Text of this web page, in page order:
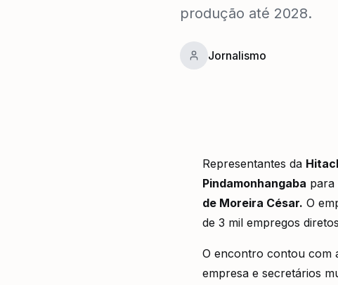
produção até 2028.
Jornalismo
Representantes da
Pindamonhangaba para
de Moreira César. O
de 3 mil empregos
O encontro contou com
empresa e secretários